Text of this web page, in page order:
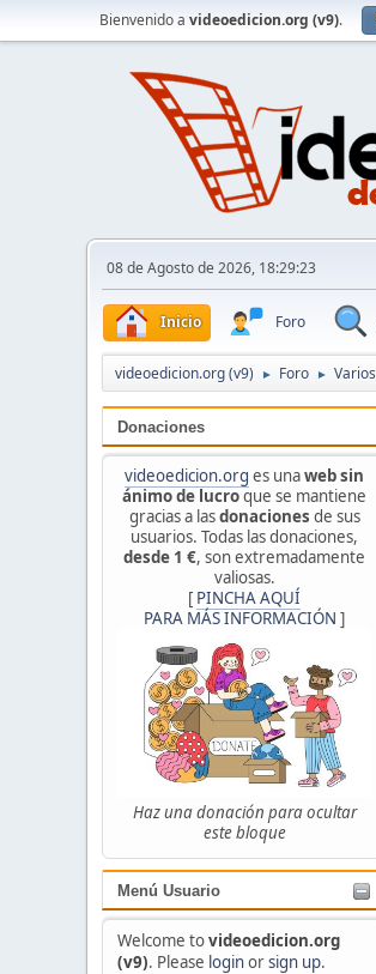
Bienvenido a videoedicion.org (v9).
08 de Agosto de 2026, 18:29:23
Inicio Foro
videoedicion.org (v9) ► Foro ► Varios
Donaciones
videoedicion.org es unaweb sin
ánimo de lucroque se mantiene
gracias a lasdonaciones de sus
usuarios. Todas las donaciones,
desde 1 €, son extremadamente
valiosas.
[ PINCHA AQUÍ
PARA MÁS INFORMACIÓN ]
Haz una donación para ocultar
este bloque
Menú Usuario
Welcome tovideoedicion.org
(v9). Please loginorsign up.